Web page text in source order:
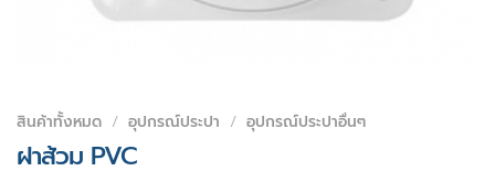
สินค้าทั้งหมด / อุปกรณ์ประปา / อุปกรณ์ประปาอื่นๆ
ฝาส้วม PVC